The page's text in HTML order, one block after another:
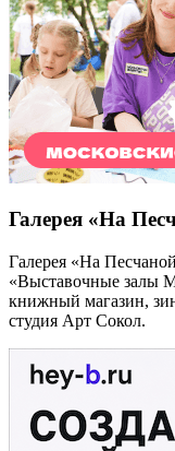
Галерея «На
Галерея «На
«Выставочные залы
книжный магазин,
студия Арт Сокол.